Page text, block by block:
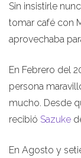
Sin insistirle
tomar café con
aprovechaba
En Febrero del
persona
mucho. Desde
recibió Sazuke
En Agosto y